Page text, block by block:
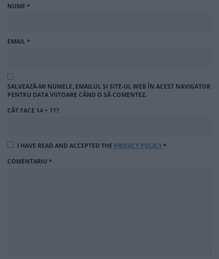
NUME *
EMAIL*
SALVEAZĂ-MI NUMELE, EMAILUL ȘI SITE-UL WEB ÎN ACEST NAVIGATOR
PENTRU DATA VIITOARE CÂND O SĂ COMENTEZ.
CÂT FACE 14 + 11?
I HAVE READ AND ACCEPTED THE PRIVACY POLICY*
COMENTARIU *